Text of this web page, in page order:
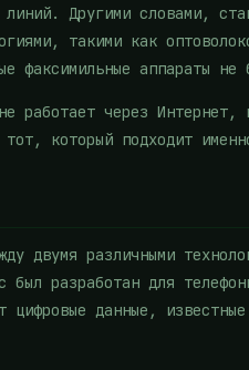
линий. Другими словами,
такими как
факсимильные аппараты не
работает через Интернет,
который подходит
двумя различными
был разработан для
цифровые данные,